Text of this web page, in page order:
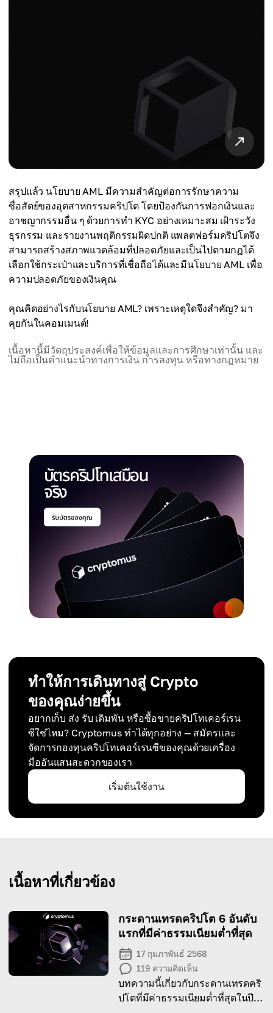
สรุปแล้ว นโยบาย AML มีความสำคัญต่อการรักษาความ
ซื่อสัตย์ของอุตสาหกรรมคริปโต โดยป้องกันการฟอกเงินและ
อาชญากรรมอื่น ๆ ด้วยการทำ KYC อย่างเหมาะสม เฝ้าระวัง
ธุรกรรม และรายงานพฤติกรรมผิดปกติ แพลตฟอร์มคริปโตจึง
สามารถสร้างสภาพแวดล้อมที่ปลอดภัยและเป็นไปตามกฎได้
เลือกใช้กระเป๋าและบริการที่เชื่อถือได้และมีนโยบาย AML เพื่อ
ความปลอดภัยของเงินคุณ
คุณคิดอย่างไรกับนโยบาย AML? เพราะเหตุใดจึงสำคัญ? มา
คุยกันในคอมเมนต์!
เนื้อหานี้มีวัตถุประสงค์เพื่อให้ข้อมูลและการศึกษาเท่านั้น และ
ไม่ถือเป็นคำแนะนำทางการเงิน การลงทุน หรือทางกฎหมาย
ทำให้การเดินทางสู่ Crypto
ของคุณง่ายขึ้น
อยากเก็บ ส่ง รับ เดิมพัน หรือซื้อขายคริปโทเคอร์เรน
ซีใช่ไหม? Cryptomus ทำได้ทุกอย่าง — สมัครและ
จัดการกองทุนคริปโทเคอร์เรนซีของคุณด้วยเครื่อง
มืออันแสนสะดวกของเรา
เริ่มต้นใช้งาน
เนื้อหาที่เกี่ยวข้อง
กระดานเทรดคริปโต 6 อันดับ
แรกที่มีค่าธรรมเนียมต่ำที่สุด
17 กุมภาพันธ์ 2568
119 ความคิดเห็น
บทความนี้เกี่ยวกับกระดานเทรดคริ
ปโตที่มีค่าธรรมเนียมต่ำที่สุดในปี